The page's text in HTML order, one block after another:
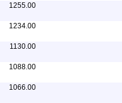
1255.00
1234.00
1130.00
1088.00
1066.00